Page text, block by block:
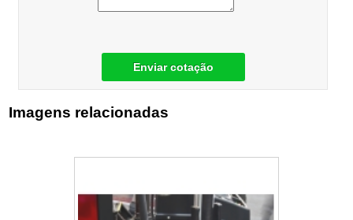
Enviar cotação
Imagens relacionadas